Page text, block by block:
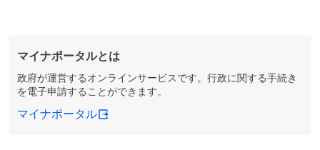
マイナポータルとは
政府が運営するオンラインサービスです。行政に関する手続き
を電子申請することができます。
マイナポータル